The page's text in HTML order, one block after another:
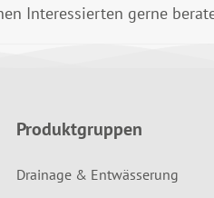
Interessierten gerne
Produktgruppen
Drainage & Entwässerung